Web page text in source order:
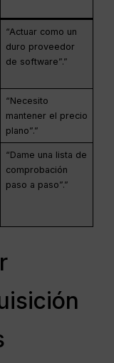
“Actuar como un
duro proveedor
de software”.”
“Necesito
mantener el precio
plano”.”
“Dame una lista de
comprobación
paso a paso”.”